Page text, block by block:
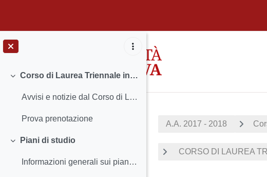
Minimizza
Corso di Laurea Triennale in Storia
Avvisi e notizie dal Corso di Laurea Insegnamenti...
Prova prenotazione
Minimizza
Piani di studio
Informazioni generali sui piani di studio Termini...
A.A. 2017 - 2018
CORSO DI LAUREA